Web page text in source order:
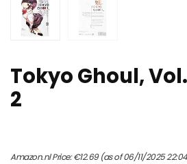
Tokyo Ghoul,
2
Amazon.nl Price:€12.69(as of 06/11/2025